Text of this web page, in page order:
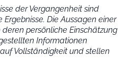
der Vergangenheit sind
Die Aussagen einer
persönliche Einschätzung
Informationen
Vollständigkeit und stellen